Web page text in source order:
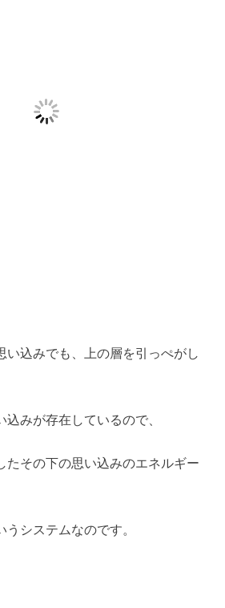
い込みでも、上の層を引っぺがし
みが存在しているので、
たその下の思い込みのエネルギー
システムなのです。